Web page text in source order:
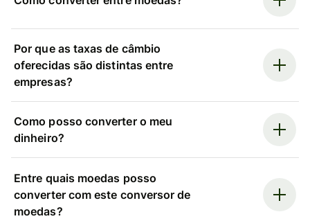
Por que as taxas de câmbio
oferecidas são distintas entre
empresas?
Como posso converter o meu
dinheiro?
Entre quais moedas posso
converter com este conversor de
moedas?